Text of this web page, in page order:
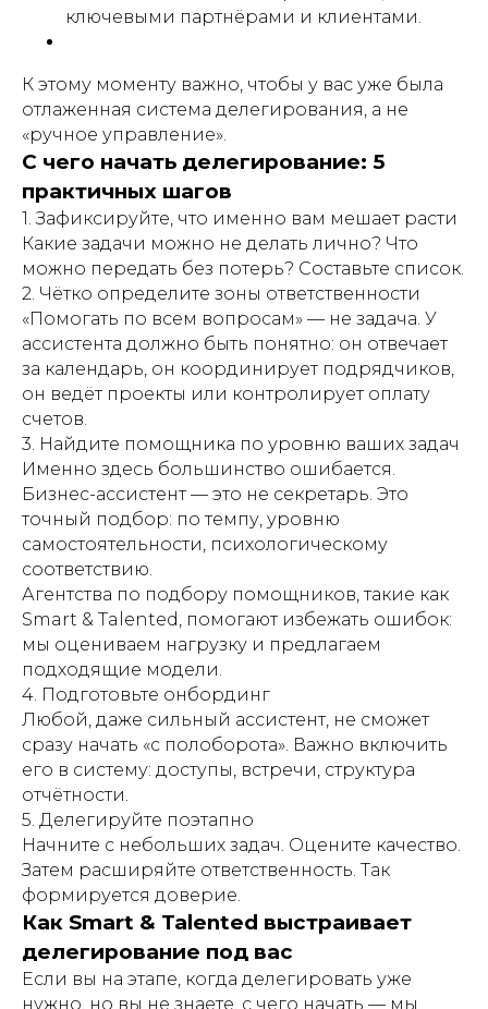
ключевыми партнёрами и клиентами.
К этому моменту важно, чтобы у вас уже была
отлаженная система делегирования, а не
«ручное управление».
С чего начать делегирование: 5
практичных шагов
1. Зафиксируйте, что именно вам мешает расти
Какие задачи можно не делать лично? Что
можно передать без потерь? Составьте список.
2. Чётко определите зоны ответственности
«Помогать по всем вопросам» — не задача. У
ассистента должно быть понятно: он отвечает
за календарь, он координирует подрядчиков,
он ведёт проекты или контролирует оплату
счетов.
3. Найдите помощника по уровню ваших задач
Именно здесь большинство ошибается.
Бизнес-ассистент — это не секретарь. Это
точный подбор: по темпу, уровню
самостоятельности, психологическому
соответствию.
Агентства по подбору помощников, такие как
Smart & Talented, помогают избежать ошибок:
мы оцениваем нагрузку и предлагаем
подходящие модели.
4. Подготовьте онбординг
Любой, даже сильный ассистент, не сможет
сразу начать «с полоборота». Важно включить
его в систему: доступы, встречи, структура
отчётности.
5. Делегируйте поэтапно
Начните с небольших задач. Оцените качество.
Затем расширяйте ответственность. Так
формируется доверие.
Как Smart & Talented выстраивает
делегирование под вас
Если вы на этапе, когда делегировать уже
нужно, но вы не знаете, с чего начать — мы